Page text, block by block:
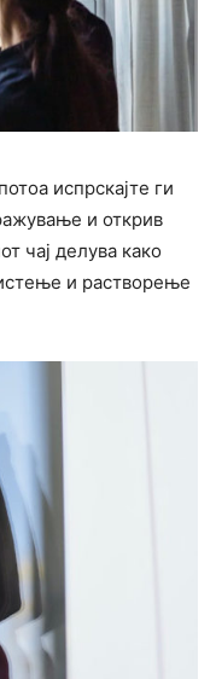
испрскајте ги
и открив
чај делува како
и растворење